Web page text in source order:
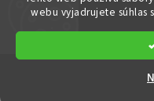
webu vyjadrujete súhlas
Copyright 2026